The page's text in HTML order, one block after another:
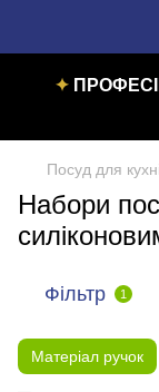
✦
Посуд для кухні
Набори
Фільтр 1
Матеріал ручок